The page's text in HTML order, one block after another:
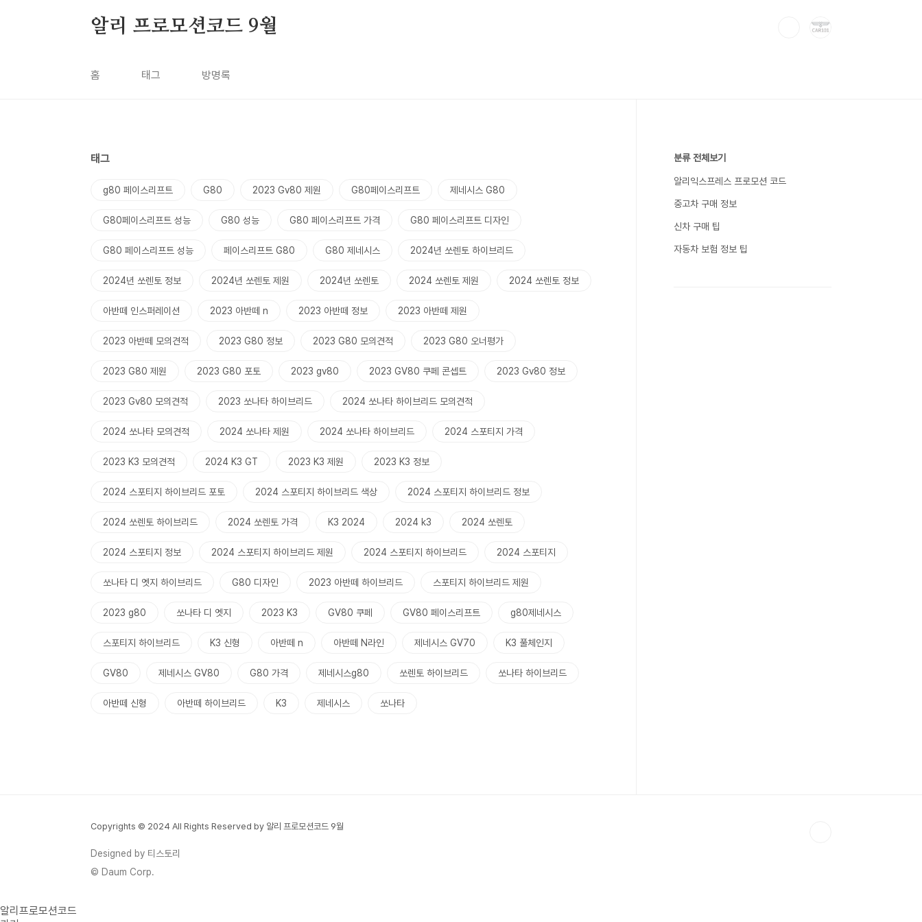
알리 프로모션코드 9월
홈 태그 방명록
태그
g80 페이스리프트 G80 2023 Gv80 제원 G80페이스리프트 제네시스 G80
G80페이스리프트 성능 G80 성능 G80 페이스리프트 가격 G80 페이스리프트 디자인
G80 페이스리프트 성능 페이스리프트 G80 G80 제네시스 2024년 쏘렌토 하이브리드
2024년 쏘렌토 정보 2024년 쏘렌토 제원 2024년 쏘렌토 2024 쏘렌토 제원 2024 쏘렌토 정보
아반떼 인스퍼레이션 2023 아반떼 n 2023 아반떼 정보 2023 아반떼 제원
2023 아반떼 모의견적 2023 G80 정보 2023 G80 모의견적 2023 G80 오너평가
2023 G80 제원 2023 G80 포토 2023 gv80 2023 GV80 쿠페 콘셉트 2023 Gv80 정보
2023 Gv80 모의견적 2023 쏘나타 하이브리드 2024 쏘나타 하이브리드 모의견적
2024 쏘나타 모의견적 2024 쏘나타 제원 2024 쏘나타 하이브리드 2024 스포티지 가격
2023 K3 모의견적 2024 K3 GT 2023 K3 제원 2023 K3 정보
2024 스포티지 하이브리드 포토 2024 스포티지 하이브리드 색상 2024 스포티지 하이브리드 정보
2024 쏘렌토 하이브리드 2024 쏘렌토 가격 K3 2024 2024 k3 2024 쏘렌토
2024 스포티지 정보 2024 스포티지 하이브리드 제원 2024 스포티지 하이브리드 2024 스포티지
쏘나타 디 엣지 하이브리드 G80 디자인 2023 아반떼 하이브리드 스포티지 하이브리드 제원
2023 g80 쏘나타 디 엣지 2023 K3 GV80 쿠페 GV80 페이스리프트 g80제네시스
스포티지 하이브리드 K3 신형 아반떼 n 아반떼 N라인 제네시스 GV70 K3 풀체인지
GV80 제네시스 GV80 G80 가격 제네시스g80 쏘렌토 하이브리드 쏘나타 하이브리드
아반떼 신형 아반떼 하이브리드 K3 제네시스 쏘나타
분류 전체보기
알리익스프레스 프로모션 코드
중고차 구매 정보
신차 구매 팁
자동차 보험 정보 팁
Copyrights © 2024 All Rights Reserved by 알리 프로모션코드 9월
Designed by 티스토리
© Daum Corp.
알리프로모션코드